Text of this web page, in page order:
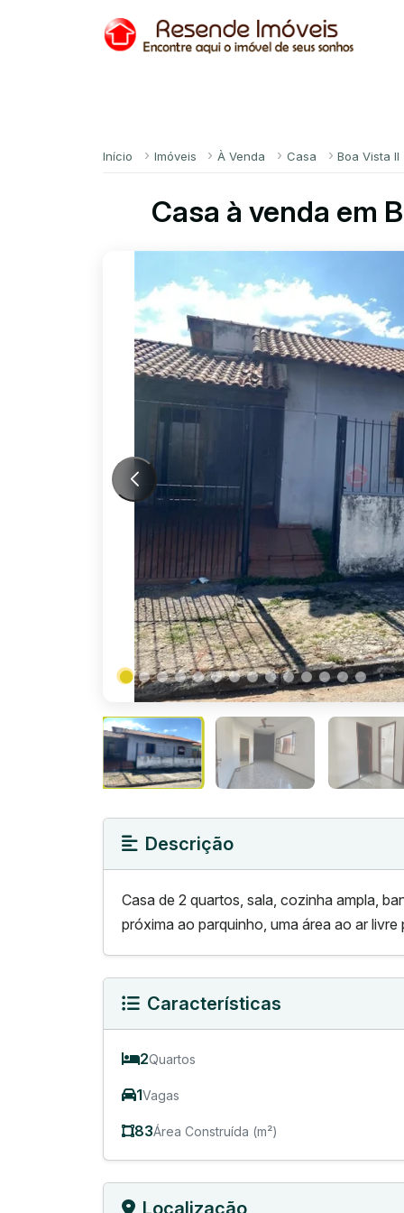
Início Imóveis À Venda Casa Boa Vista II
Casa à venda em
Descrição
Casa de 2 quartos, sala, cozinha ampla,
próxima ao parquinho, uma área ao ar livre
Características
2Quartos
1Vagas
83Área Construída (m²)
Localização